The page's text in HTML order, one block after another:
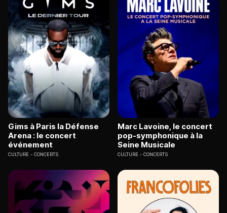
Gims à Paris la Défense
Arena : le concert
événement
CULTURE CONCERTS
Marc Lavoine, le concert
pop-symphonique à la
Seine Musicale
CULTURE CONCERTS